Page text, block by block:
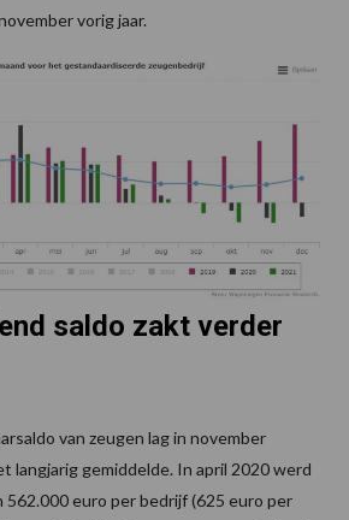
vorig jaar.
saldo zakt verder
van zeugen lag in november
langjarig gemiddelde. In april 2020 werd
euro per bedrijf (625 euro per